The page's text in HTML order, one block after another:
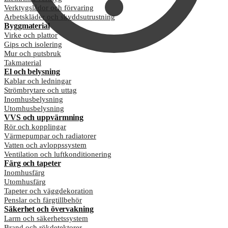
Verktygslådor och förvaring
Arbetskläder och skyddsutrustning
Byggmaterial
Virke och plattor
Gips och isolering
Mur och putsbruk
Takmaterial
El och belysning
Kablar och ledningar
Strömbrytare och uttag
Inomhusbelysning
Utomhusbelysning
VVS och uppvärmning
Rör och kopplingar
Värmepumpar och radiatorer
Vatten och avloppssystem
Ventilation och luftkonditionering
Färg och tapeter
Inomhusfärg
Utomhusfärg
Tapeter och väggdekoration
Penslar och färgtillbehör
Säkerhet och övervakning
Larm och säkerhetssystem